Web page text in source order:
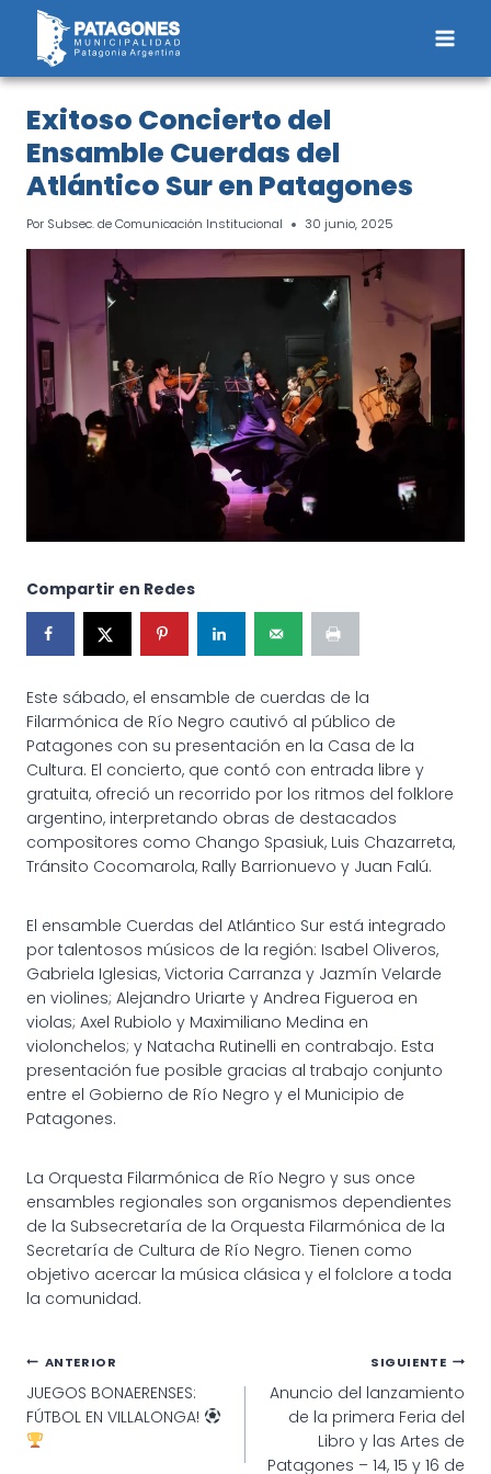
Saltar
contenido
Exitoso Concierto del
Ensamble Cuerdas del
Atlántico Sur en Patagones
Por Subsec. de Comunicación Institucional 30 junio, 2025
Compartir en Redes
Este sábado, el ensamble de cuerdas de la
Filarmónica de Río Negro cautivó al público de
Patagones con su presentación en la Casa de la
Cultura. El concierto, que contó con entrada libre y
gratuita, ofreció un recorrido por los ritmos del folklore
argentino, interpretando obras de destacados
compositores como Chango Spasiuk, Luis Chazarreta,
Tránsito Cocomarola, Rally Barrionuevo y Juan Falú.
El ensamble Cuerdas del Atlántico Sur está integrado
por talentosos músicos de la región: Isabel Oliveros,
Gabriela Iglesias, Victoria Carranza y Jazmín Velarde
en violines; Alejandro Uriarte y Andrea Figueroa en
violas; Axel Rubiolo y Maximiliano Medina en
violonchelos; y Natacha Rutinelli en contrabajo. Esta
presentación fue posible gracias al trabajo conjunto
entre el Gobierno de Río Negro y el Municipio de
Patagones.
La Orquesta Filarmónica de Río Negro y sus once
ensambles regionales son organismos dependientes
de la Subsecretaría de la Orquesta Filarmónica de la
Secretaría de Cultura de Río Negro. Tienen como
objetivo acercar la música clásica y el folclore a toda
la comunidad.
Navegación
de
entradas
ANTERIOR
JUEGOS BONAERENSES:
FÚTBOL EN VILLALONGA!
SIGUIENTE
Anuncio del lanzamiento
de la primera Feria del
Libro y las Artes de
Patagones – 14, 15 y 16 de